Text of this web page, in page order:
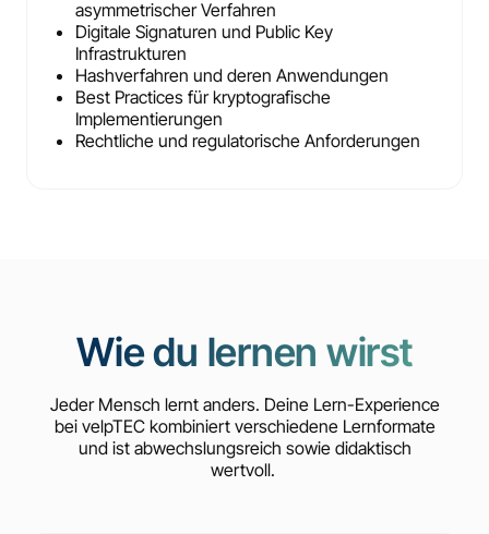
asymmetrischer Verfahren
Digitale Signaturen und Public Key
Infrastrukturen
Hashverfahren und deren Anwendungen
Best Practices für kryptografische
Implementierungen
Rechtliche und regulatorische Anforderungen
Wie du lernen wirst
Jeder Mensch lernt anders. Deine Lern-Experience
bei velpTEC kombiniert verschiedene Lernformate
und ist abwechslungsreich sowie didaktisch
wertvoll.